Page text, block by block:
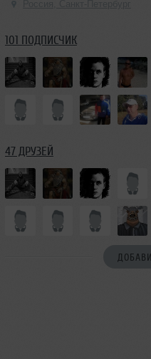
101 ПОДПИСЧИК
47 ДРУЗЕЙ